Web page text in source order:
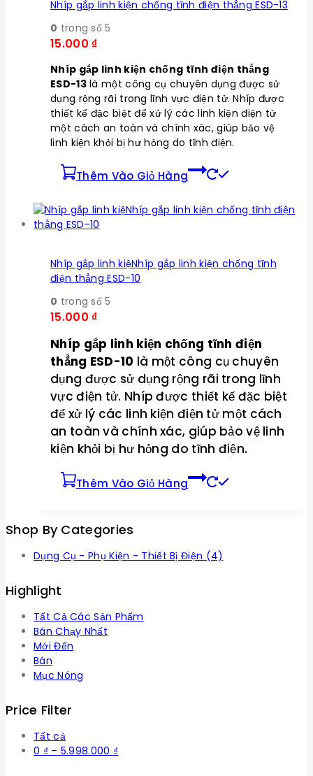
Nhíp gắp linh kiện chống tĩnh điện thẳng ESD-13
0 trong số 5
15.000 ₫
Nhíp gắp linh kiện chống tĩnh điện thẳng
ESD-13là một công cụ chuyên dụng được sử
dụng rộng rãi trong lĩnh vực điện tử. Nhíp được
thiết kế đặc biệt để xử lý các linh kiện điện tử
một cách an toàn và chính xác, giúp bảo vệ
linh kiện khỏi bị hư hỏng do tĩnh điện.
Thêm Vào Giỏ Hàng
Nhíp gắp linh kiệNhíp gắp linh kiện chống tĩnh
điện thẳng ESD-10
0 trong số 5
15.000 ₫
Nhíp gắp linh kiện chống tĩnh điện
thẳng ESD-10 là một công cụ chuyên
dụng được sử dụng rộng rãi trong lĩnh
vực điện tử. Nhíp được thiết kế đặc biệt
để xử lý các linh kiện điện tử một cách
an toàn và chính xác, giúp bảo vệ linh
kiện khỏi bị hư hỏng do tĩnh điện.
Thêm Vào Giỏ Hàng
Shop By Categories
Dụng Cụ - Phụ Kiện - Thiết Bị Điện (4)
Highlight
Tất Cả Các Sản Phẩm
Bán Chạy Nhất
Mới Đến
Bán
Mục Nóng
Price Filter
Tất cả
0 ₫ – 5.998.000 ₫